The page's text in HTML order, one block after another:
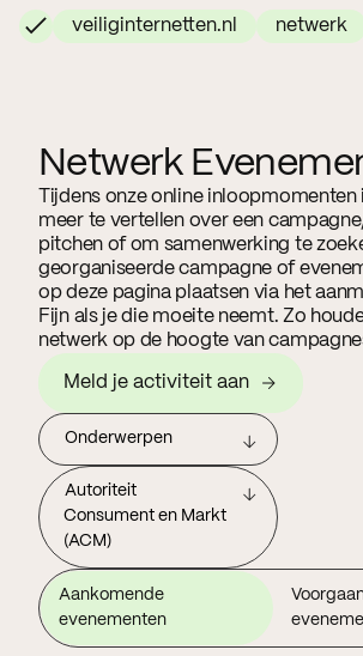
veiliginternetten.nl netwerk
Netwerk
Tijdens onze online
meer te vertellen over een
pitchen of om samenwerking te
georganiseerde campagne of
op deze pagina plaatsen via het
Fijn als je die moeite neemt. Zo
netwerk op de hoogte van
Meld je activiteit aan
Onderwerpen
Autoriteit
Consument en Markt
(ACM)
Aankomende
evenementen